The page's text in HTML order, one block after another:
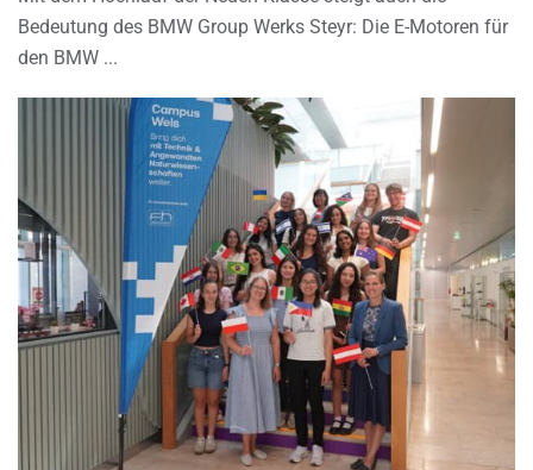
Bedeutung des BMW Group Werks Steyr: Die E-Motoren für
den BMW